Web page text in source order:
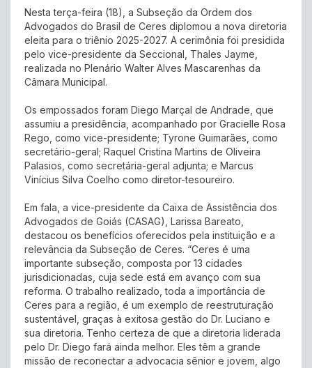
Nesta terça-feira (18), a Subseção da Ordem dos
Advogados do Brasil de Ceres diplomou a nova diretoria
eleita para o triênio 2025-2027. A cerimônia foi presidida
pelo vice-presidente da Seccional, Thales Jayme,
realizada no Plenário Walter Alves Mascarenhas da
Câmara Municipal.
Os empossados foram Diego Marçal de Andrade, que
assumiu a presidência, acompanhado por Gracielle Rosa
Rego, como vice-presidente; Tyrone Guimarães, como
secretário-geral; Raquel Cristina Martins de Oliveira
Palasios, como secretária-geral adjunta; e Marcus
Vinícius Silva Coelho como diretor-tesoureiro.
Em fala, a vice-presidente da Caixa de Assistência dos
Advogados de Goiás (CASAG), Larissa Bareato,
destacou os benefícios oferecidos pela instituição e a
relevância da Subseção de Ceres. “Ceres é uma
importante subseção, composta por 13 cidades
jurisdicionadas, cuja sede está em avanço com sua
reforma. O trabalho realizado, toda a importância de
Ceres para a região, é um exemplo de reestruturação
sustentável, graças à exitosa gestão do Dr. Luciano e
sua diretoria. Tenho certeza de que a diretoria liderada
pelo Dr. Diego fará ainda melhor. Eles têm a grande
missão de reconectar a advocacia sênior e jovem, algo